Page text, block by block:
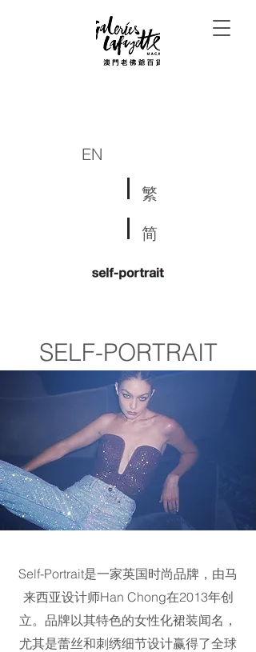
EN
繁
简
SELF-PORTRAIT
Self-Portrait是一家英国时尚品牌，由马
来西亚设计师Han Chong在2013年创
立。品牌以其特色的女性化裙装闻名，
尤其是蕾丝和刺绣细节设计赢得了全球